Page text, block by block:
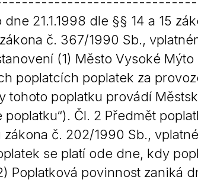
Veterináři
Pohotovost
Krizové informace
Stavby a investice
Dotace a projekty
Odpady
Ztráty a nálezy
Volby
21.1.1998 dle §§ 14 a 15
č. 367/1990 Sb.,
(1) Město Vysoké
poplatcích poplatek za
tohoto poplatku provádí
Čl. 2 Předmět
č. 202/1990 Sb.,
se platí ode dne, kdy
Poplatková povinnost zaniká